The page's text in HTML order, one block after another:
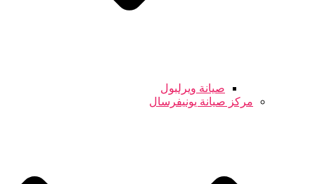
صيانة ويرلبول
مركز صيانة يونيفرسال